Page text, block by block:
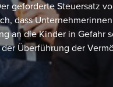
geforderte Steuersatz
dass
an die Kinder in
Überführung der